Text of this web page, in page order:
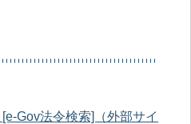
Gov法令検索]（外部サイ